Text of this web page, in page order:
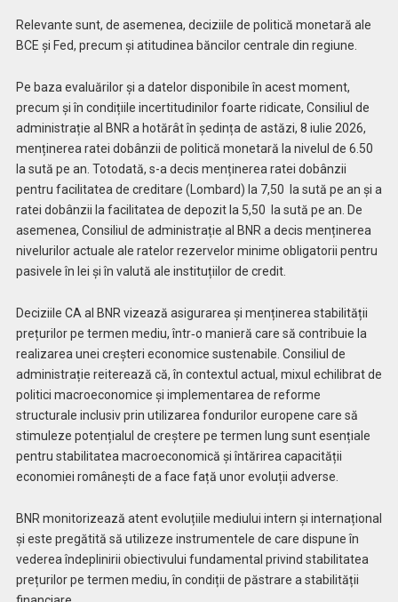
Relevante sunt, de asemenea, deciziile de politică monetară ale
BCE și Fed, precum și atitudinea băncilor centrale din regiune.
Pe baza evaluărilor și a datelor disponibile în acest moment,
precum și în condițiile incertitudinilor foarte ridicate, Consiliul de
administrație al BNR a hotărât în ședința de astăzi, 8 iulie 2026,
menținerea ratei dobânzii de politică monetară la nivelul de 6.50
la sută pe an. Totodată, s-a decis menținerea ratei dobânzii
pentru facilitatea de creditare (Lombard) la 7,50 la sută pe an și a
ratei dobânzii la facilitatea de depozit la 5,50 la sută pe an. De
asemenea, Consiliul de administrație al BNR a decis menținerea
nivelurilor actuale ale ratelor rezervelor minime obligatorii pentru
pasivele în lei și în valută ale instituțiilor de credit.
Deciziile CA al BNR vizează asigurarea și menținerea stabilității
prețurilor pe termen mediu, într‑o manieră care să contribuie la
realizarea unei creșteri economice sustenabile. Consiliul de
administrație reiterează că, în contextul actual, mixul echilibrat de
politici macroeconomice și implementarea de reforme
structurale inclusiv prin utilizarea fondurilor europene care să
stimuleze potențialul de creștere pe termen lung sunt esențiale
pentru stabilitatea macroeconomică și întărirea capacității
economiei românești de a face față unor evoluții adverse.
BNR monitorizează atent evoluțiile mediului intern și internațional
și este pregătită să utilizeze instrumentele de care dispune în
vederea îndeplinirii obiectivului fundamental privind stabilitatea
prețurilor pe termen mediu, în condiții de păstrare a stabilității